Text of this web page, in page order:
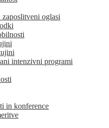
oglasi
intenzivni programi
in konference